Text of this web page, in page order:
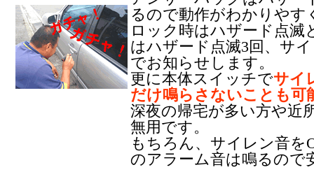
るので動作がわかりやす
ロック時はハザード点滅
はハザード点滅3回、サ
でお知らせします。
更に本体スイッチでサイ
だけ鳴らさないことも可
深夜の帰宅が多い方や近
無用です。
もちろん、サイレン音を
のアラーム音は鳴るので